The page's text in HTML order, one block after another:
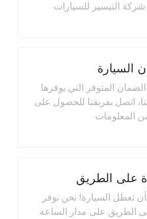
التيسير للسيارات
السيارة
المتوفر التي يوفرها
اتصل بفريقنا للحصول على
المعلومات
على الطريق
تعطل السيارة! نحن نوفر
الطريق على مدار الساعة